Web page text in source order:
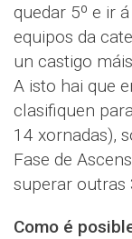
quedar 5º e ir
equipos da
un castigo
A isto hai que
clasifiquen
14 xornadas),
Fase de
superar outras
Como é